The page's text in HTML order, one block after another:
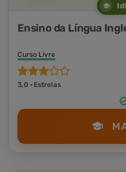
Ensino da Língua
Curso Livre
3,0 · Estrelas